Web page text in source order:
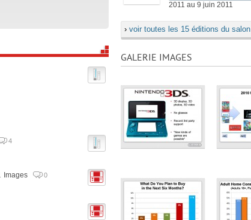
4
Images 0
2011 au 9 juin 2011
› voir toutes les 15 éditions du salon
GALERIE IMAGES